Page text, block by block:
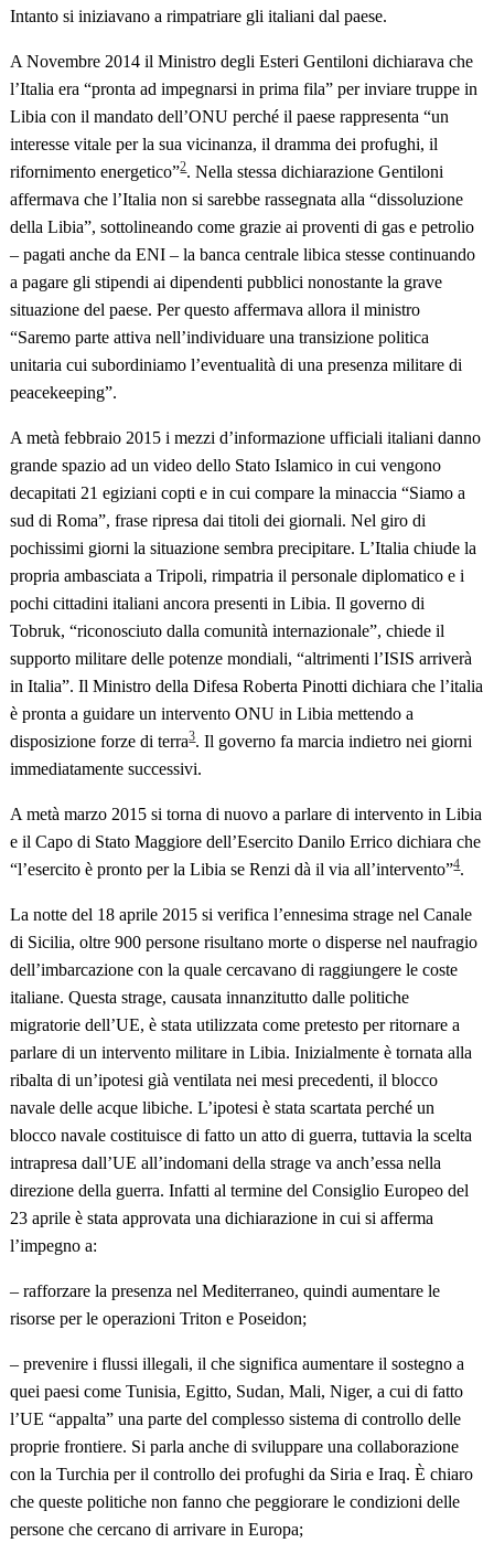
Intanto si iniziavano a rimpatriare gli italiani dal paese.
A Novembre 2014 il Ministro degli Esteri Gentiloni dichiarava che
l’Italia era “pronta ad impegnarsi in prima fila” per inviare truppe in
Libia con il mandato dell’ONU perché il paese rappresenta “un
interesse vitale per la sua vicinanza, il dramma dei profughi, il
rifornimento energetico”2. Nella stessa dichiarazione Gentiloni
affermava che l’Italia non si sarebbe rassegnata alla “dissoluzione
della Libia”, sottolineando come grazie ai proventi di gas e petrolio
– pagati anche da ENI – la banca centrale libica stesse continuando
a pagare gli stipendi ai dipendenti pubblici nonostante la grave
situazione del paese. Per questo affermava allora il ministro
“Saremo parte attiva nell’individuare una transizione politica
unitaria cui subordiniamo l’eventualità di una presenza militare di
peacekeeping”.
A metà febbraio 2015 i mezzi d’informazione ufficiali italiani danno
grande spazio ad un video dello Stato Islamico in cui vengono
decapitati 21 egiziani copti e in cui compare la minaccia “Siamo a
sud di Roma”, frase ripresa dai titoli dei giornali. Nel giro di
pochissimi giorni la situazione sembra precipitare. L’Italia chiude la
propria ambasciata a Tripoli, rimpatria il personale diplomatico e i
pochi cittadini italiani ancora presenti in Libia. Il governo di
Tobruk, “riconosciuto dalla comunità internazionale”, chiede il
supporto militare delle potenze mondiali, “altrimenti l’ISIS arriverà
in Italia”. Il Ministro della Difesa Roberta Pinotti dichiara che l’italia
è pronta a guidare un intervento ONU in Libia mettendo a
disposizione forze di terra3. Il governo fa marcia indietro nei giorni
immediatamente successivi.
A metà marzo 2015 si torna di nuovo a parlare di intervento in Libia
e il Capo di Stato Maggiore dell’Esercito Danilo Errico dichiara che
“l’esercito è pronto per la Libia se Renzi dà il via all’intervento”4.
La notte del 18 aprile 2015 si verifica l’ennesima strage nel Canale
di Sicilia, oltre 900 persone risultano morte o disperse nel naufragio
dell’imbarcazione con la quale cercavano di raggiungere le coste
italiane. Questa strage, causata innanzitutto dalle politiche
migratorie dell’UE, è stata utilizzata come pretesto per ritornare a
parlare di un intervento militare in Libia. Inizialmente è tornata alla
ribalta di un’ipotesi già ventilata nei mesi precedenti, il blocco
navale delle acque libiche. L’ipotesi è stata scartata perché un
blocco navale costituisce di fatto un atto di guerra, tuttavia la scelta
intrapresa dall’UE all’indomani della strage va anch’essa nella
direzione della guerra. Infatti al termine del Consiglio Europeo del
23 aprile è stata approvata una dichiarazione in cui si afferma
l’impegno a:
– rafforzare la presenza nel Mediterraneo, quindi aumentare le
risorse per le operazioni Triton e Poseidon;
– prevenire i flussi illegali, il che significa aumentare il sostegno a
quei paesi come Tunisia, Egitto, Sudan, Mali, Niger, a cui di fatto
l’UE “appalta” una parte del complesso sistema di controllo delle
proprie frontiere. Si parla anche di sviluppare una collaborazione
con la Turchia per il controllo dei profughi da Siria e Iraq. È chiaro
che queste politiche non fanno che peggiorare le condizioni delle
persone che cercano di arrivare in Europa;